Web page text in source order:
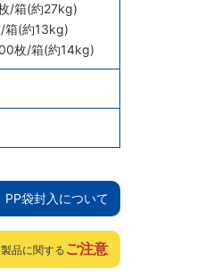
/箱(約27kg)
箱(約13kg)
枚/箱(約14kg)
PP袋封入について
製品に関する ご注意